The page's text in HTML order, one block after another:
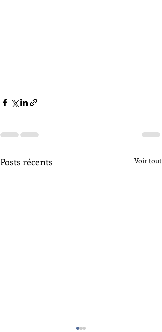
Posts récents Voir tout